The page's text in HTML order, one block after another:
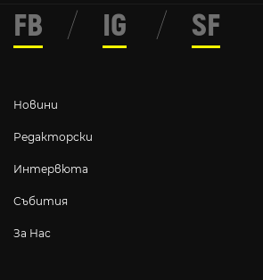
Новини
Редакторски
Интервюта
Събития
За Нас
FB / IG / SF